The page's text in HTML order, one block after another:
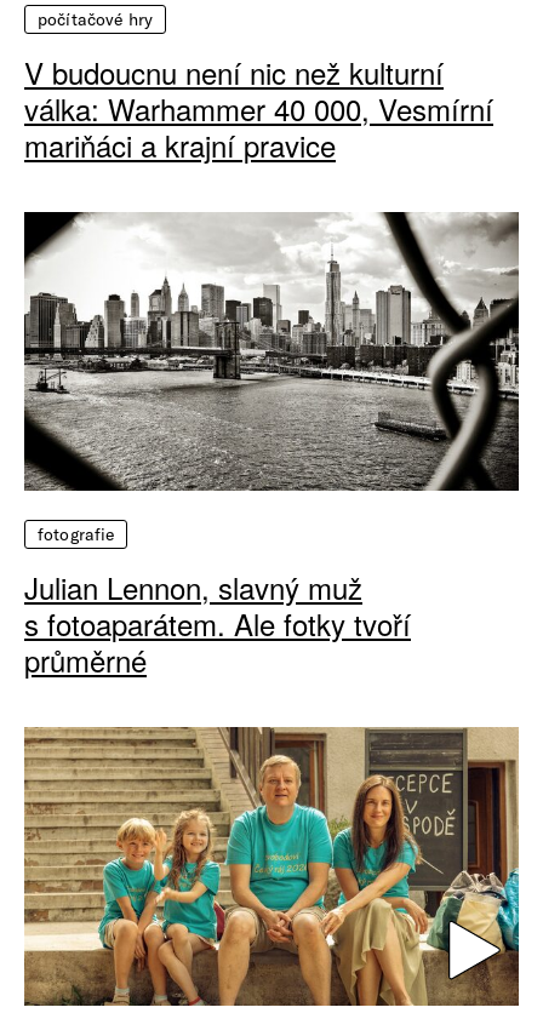
počítačové hry
V budoucnu není nic než kulturní
válka: Warhammer 40 000, Vesmírní
mariňáci a krajní pravice
fotografie
Julian Lennon, slavný muž
s fotoaparátem. Ale fotky tvoří
průměrné